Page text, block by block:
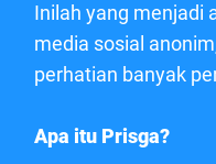
Inilah yang menjadi
media sosial
perhatian banyak
Apa itu Prisga?